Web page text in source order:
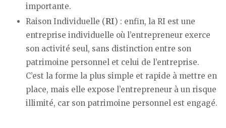
importante.
Raison Individuelle (RI) : enfin, la RI est une
entreprise individuelle où l’entrepreneur exerce
son activité seul, sans distinction entre son
patrimoine personnel et celui de l’entreprise.
C’est la forme la plus simple et rapide à mettre en
place, mais elle expose l’entrepreneur à un risque
illimité, car son patrimoine personnel est engagé.